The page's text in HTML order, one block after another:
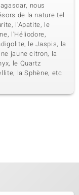
nous
de la nature tel
l'Apatite, le
l'Héliodore,
le Jaspis, la
jaune citron, la
le Quartz
la Sphène, etc